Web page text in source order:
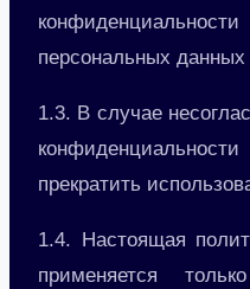
персональных данных
1.3. В случае
прекратить
1.4. Настоящая
применяется